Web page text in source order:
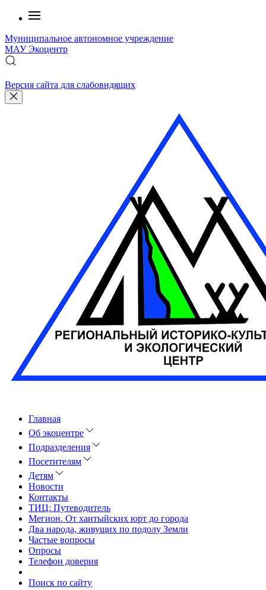
Муниципальное автономное учреждение
МАУЭкоцентр
Версия сайта для слабовидящих
Главная
Об экоцентре
Подразделения
Посетителям
Детям
Новости
Контакты
ТИЦ: Путеводитель
Мегион. От хантыйских юрт до города
Два народа, живущих по подолу Земли
Частые вопросы
Опросы
Телефон доверия
Поиск по сайту